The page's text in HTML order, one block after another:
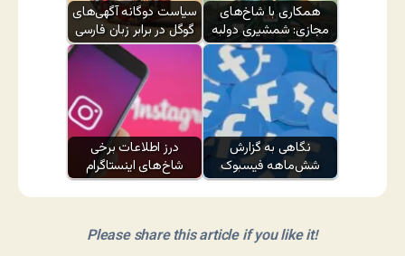
سیاست دوگانه آگهی‌های
گوگل در برابر زبان فارسی
همکاری با شاخ‌های
مجازی: شمشیری دولبه
درز اطلاعات برخی
شاخ‌های اینستاگرام
نگاهی به گزارش
شش‌ماهه فیسبوک
Please share this article if you like it!